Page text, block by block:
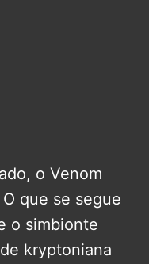
o Venom
que se segue
o simbionte
kryptoniana